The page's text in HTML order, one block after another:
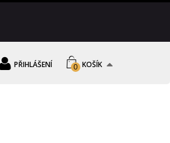
PŘIHLÁŠENÍ KOŠÍK
0